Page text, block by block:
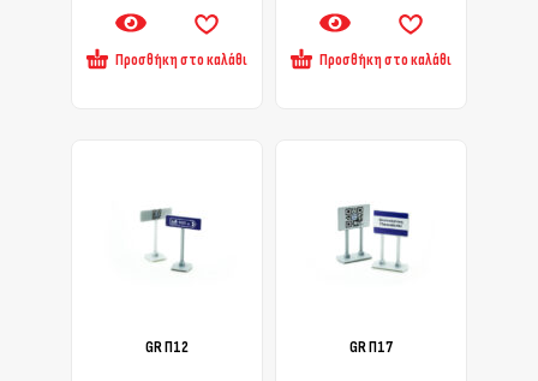
Προσθήκη στο καλάθι Προσθήκη στο καλάθι
GR Π12 GR Π17